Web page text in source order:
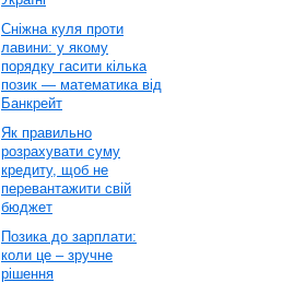
Сніжна куля проти
лавини: у якому
порядку гасити кілька
позик — математика від
Банкрейт
Як правильно
розрахувати суму
кредиту, щоб не
перевантажити свій
бюджет
Позика до зарплати:
коли це – зручне
рішення